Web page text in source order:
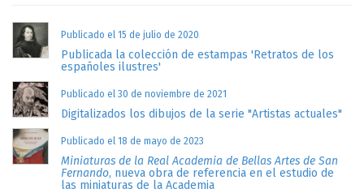
Publicado el 15 de julio de 2020
Publicada la colección de estampas 'Retratos de los
españoles ilustres'
Publicado el 30 de noviembre de 2021
Digitalizados los dibujos de la serie "Artistas actuales"
Publicado el 18 de mayo de 2023
Miniaturas de la Real Academia de Bellas Artes de San
Fernando, nueva obra de referencia en el estudio de
las miniaturas de la Academia